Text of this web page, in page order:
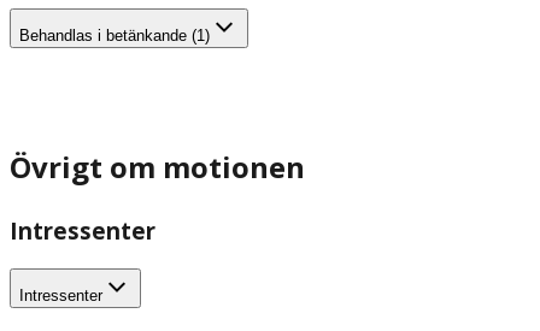
Behandlas i betänkande (1)
Övrigt om motionen
Intressenter
Intressenter